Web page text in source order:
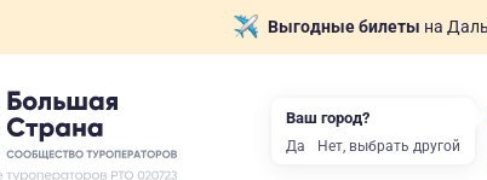
Выгодные билеты на
Ваш город?
Да Нет, выбрать другой